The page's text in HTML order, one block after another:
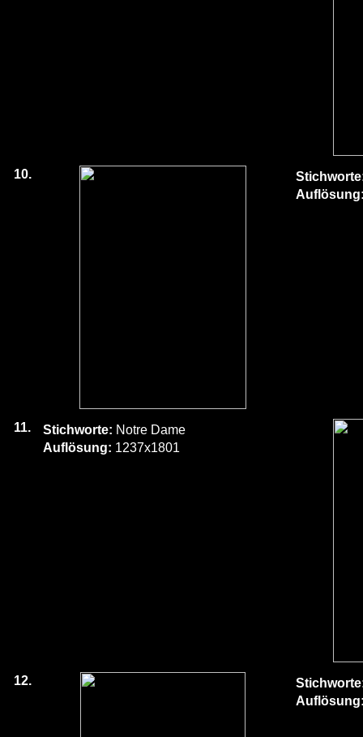
10.
11. Stichworte: Notre Dame
Auflösung: 1237x1801
12.